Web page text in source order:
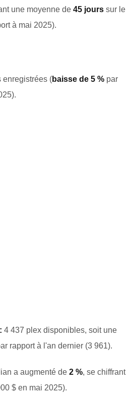
une moyenne de 45 jours sur le
à mai 2025).
enregistrées (baisse de 5 % par
.
4 437 plex disponibles, soit une
rapport à l'an dernier (3 961).
a augmenté de 2 %, se chiffrant
$ en mai 2025).